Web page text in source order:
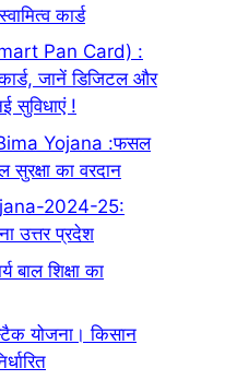
कार्ड
Pan Card) :
जानें डिजिटल और
सुविधाएं !
Yojana :फसल
सुरक्षा का वरदान
2024-25:
उत्तर प्रदेश
बाल शिक्षा का
योजना। किसान